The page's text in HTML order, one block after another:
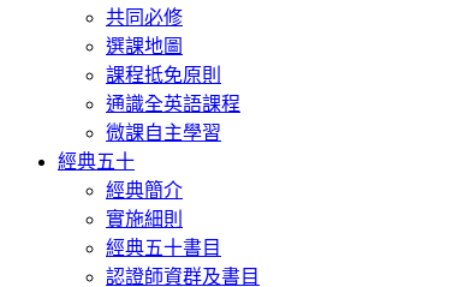
共同必修
選課地圖
課程抵免原則
通識全英語課程
微課自主學習
經典五十
經典簡介
實施細則
經典五十書目
認證師資群及書目